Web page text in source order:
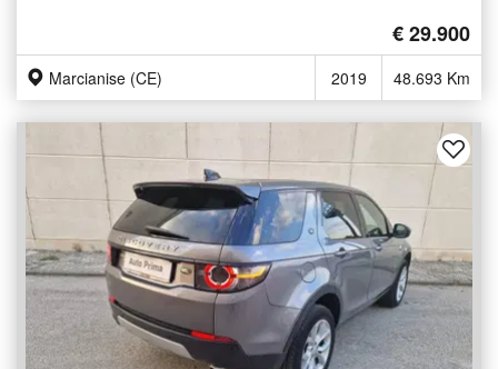
€ 29.900
Marcianise (CE) 2019 48.693 Km